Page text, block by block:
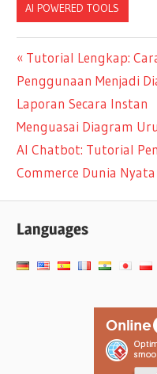
AI POWERED TOOLS
Navigasi
pos
Previous
Post:
Tutorial Lengkap:
Penggunaan Menjadi
Laporan Secara Instan
Next
Post:
Menguasai Diagram
AI Chatbot: Tutorial
Commerce Dunia Nyata
Languages